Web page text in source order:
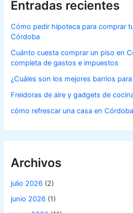
Entradas recientes
Cómo pedir hipoteca para comprar
Córdoba
Cuánto cuesta comprar un piso en
completa de gastos e impuestos
¿Cuáles son los mejores barrios
Freidoras de aire y gadgets de
cómo refrescar una casa en Córdoba
Archivos
julio 2026 (2)
junio 2026 (1)